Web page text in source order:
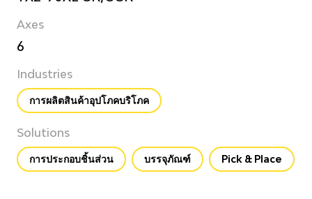
Axes
6
Industries
การผลิตสินค้าอุปโภคบริโภค
Solutions
การประกอบชิ้นส่วน บรรจุภัณฑ์ Pick & Place